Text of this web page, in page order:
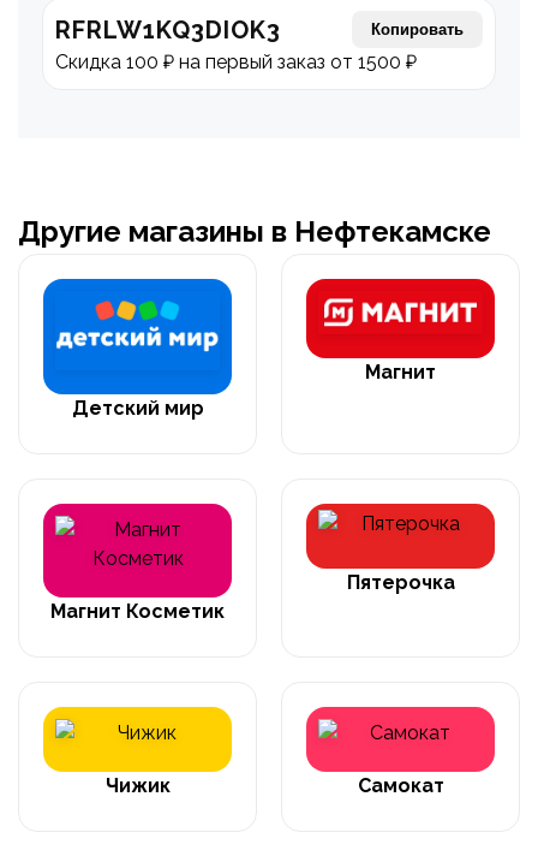
RFRLW1KQ3DIOK3 Копировать
Скидка 100 ₽ на первый заказ от 1500 ₽
Другие магазины в Нефтекамске
Детский мир
Магнит
Магнит Косметик
Пятерочка
Чижик Самокат